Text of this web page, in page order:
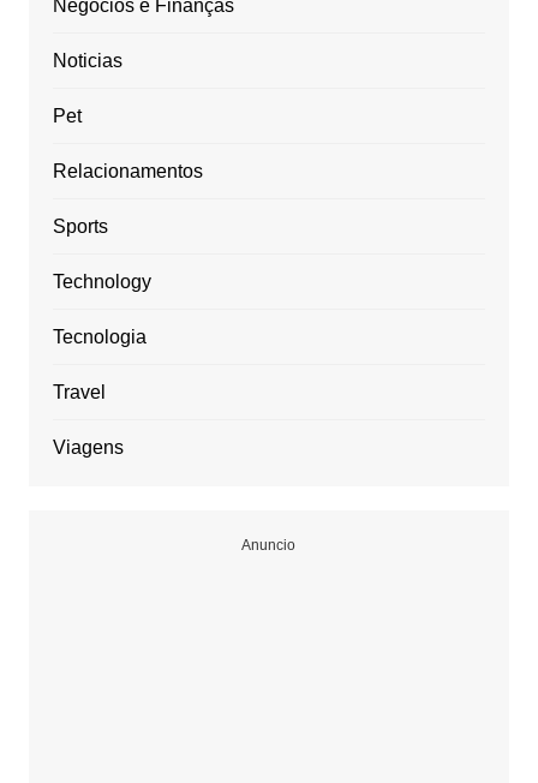
Negócios e Finanças
Noticias
Pet
Relacionamentos
Sports
Technology
Tecnologia
Travel
Viagens
Anuncio